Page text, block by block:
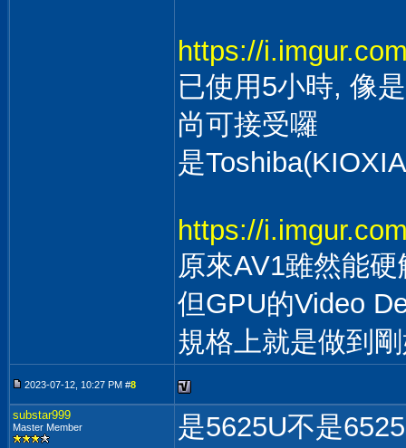
https://
已使用5小時, 像
尚可接受囉
是
https://
原來AV1雖然能
但GPU的Video
規格上就是做到
2023-07-12, 10:27 PM #8
substar999
Master Member
是5625U不是